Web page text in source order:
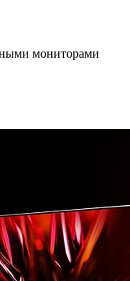
мониторами